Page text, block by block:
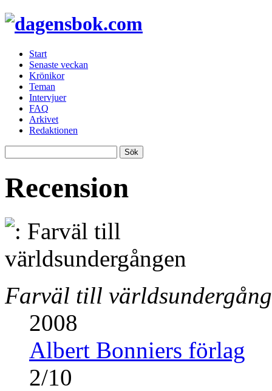
Start
Senaste veckan
Krönikor
Teman
Intervjuer
FAQ
Arkivet
Redaktionen
Recension
Farväl till
2008
Albert Bonniers förlag
2/10